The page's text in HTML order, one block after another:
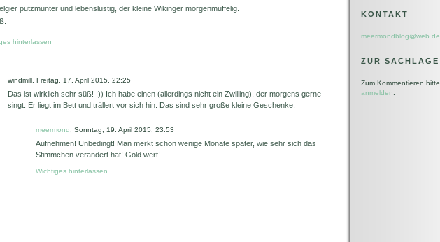
putzmunter und lebenslustig, der kleine Wikinger morgenmuffelig.
hinterlassen
windmill, Freitag, 17. April 2015, 22:25
Das ist wirklich sehr süß! :)) Ich habe einen (allerdings nicht ein Zwilling), der morgens gerne
singt. Er liegt im Bett und trällert vor sich hin. Das sind sehr große kleine Geschenke.
meermond , Sonntag, 19. April 2015, 23:53
Aufnehmen! Unbedingt! Man merkt schon wenige Monate später, wie sehr sich das
Stimmchen verändert hat! Gold wert!
Wichtiges hinterlassen
KONTAKT
meermondblog@web.de
ZUR SACHLAGE
Zum Kommentieren bitte
anmelden